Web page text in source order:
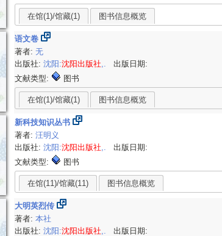
在馆(1)/馆藏(1) 图书信息概览
语文卷
著者:无
出版社:沈阳:沈阳出版社,. 出版日期:
文献类型:
图书
在馆(1)/馆藏(1) 图书信息概览
新科技知识丛书
著者:汪明义
出版社:沈阳:沈阳出版社,. 出版日期:
文献类型:
图书
在馆(11)/馆藏(11) 图书信息概览
大明英烈传
著者:本社
出版社:沈阳:沈阳出版社,. 出版日期: